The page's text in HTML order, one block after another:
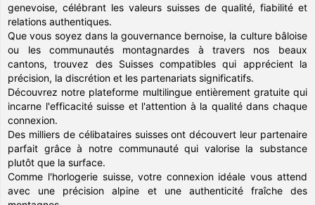
genevoise, célébrant les valeurs suisses de qualité, fiabilité et
relations authentiques.
Que vous soyez dans la gouvernance bernoise, la culture bâloise
ou les communautés montagnardes à travers nos beaux
cantons, trouvez des Suisses compatibles qui apprécient la
précision, la discrétion et les partenariats significatifs.
Découvrez notre plateforme multilingue entièrement gratuite qui
incarne l'efficacité suisse et l'attention à la qualité dans chaque
connexion.
Des milliers de célibataires suisses ont découvert leur partenaire
parfait grâce à notre communauté qui valorise la substance
plutôt que la surface.
Comme l'horlogerie suisse, votre connexion idéale vous attend
avec une précision alpine et une authenticité fraîche des